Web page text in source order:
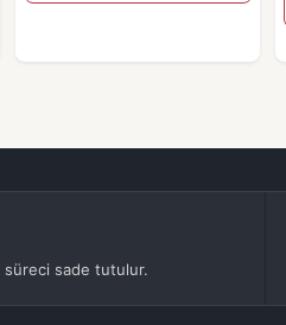
süreci sade tutulur.